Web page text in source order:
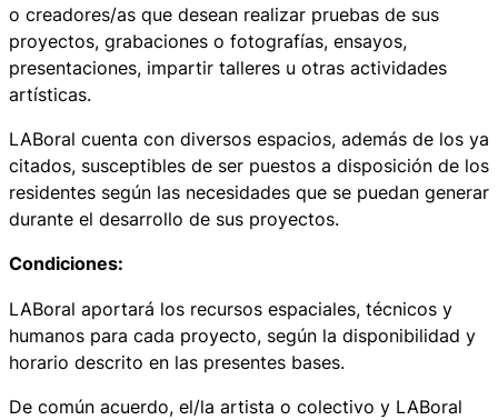
o creadores/as que desean realizar pruebas de sus
proyectos, grabaciones o fotografías, ensayos,
presentaciones, impartir talleres u otras actividades
artísticas.
LABoral cuenta con diversos espacios, además de los ya
citados, susceptibles de ser puestos a disposición de los
residentes según las necesidades que se puedan generar
durante el desarrollo de sus proyectos.
Condiciones:
LABoral aportará los recursos espaciales, técnicos y
humanos para cada proyecto, según la disponibilidad y
horario descrito en las presentes bases.
De común acuerdo, el/la artista o colectivo y LABoral